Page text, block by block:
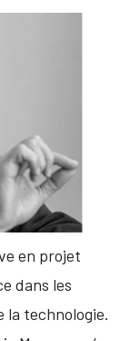
en projet
dans les
la technologie.